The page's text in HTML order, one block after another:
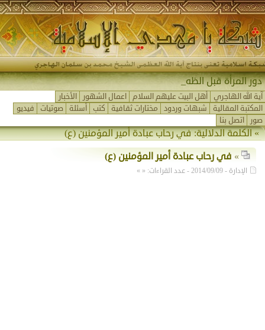
دور المرأة قبل الظهور_
آية الله الهاجري أهل البيت عليهم السلام اعمال الشهور
الأخبار
المكتبة المقالية
شبهات وردود مختارات ثقافية كتب أسئلة صوتيات
فيديو
صور
اتصل بنا
» الكلمة الدلالية:في رحاب عبادة أمير المؤمنين (ع)
» في رحاب عبادة أمير المؤمنين (ع)
الإدارة - 2014/09/09 - عدد القراءات: « »